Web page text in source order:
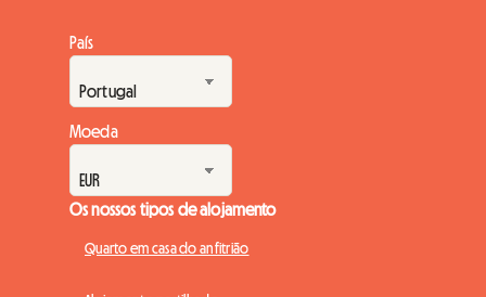
País
Moeda
Os nossos tipos de alojamento
Quarto em casa do anfitrião